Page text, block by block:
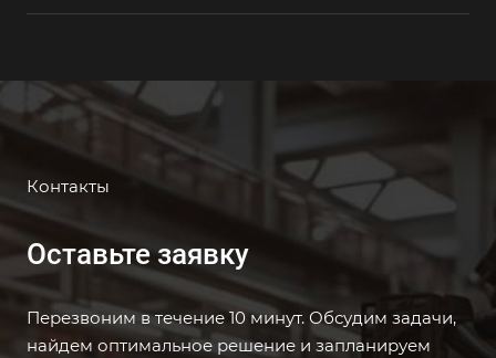
Контакты
Оставьте заявку
Перезвоним в течение 10 минут. Обсудим задачи,
найдем оптимальное решение и запланируем